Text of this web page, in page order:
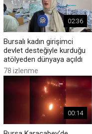
02:36
Bursalı kadın girişimci
devlet desteğiyle kurduğu
atölyeden dünyaya açıldı
78 izlenme
00:14